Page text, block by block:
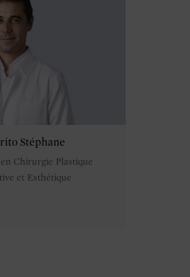
Stéphane
Chirurgie Plastique
et Esthétique